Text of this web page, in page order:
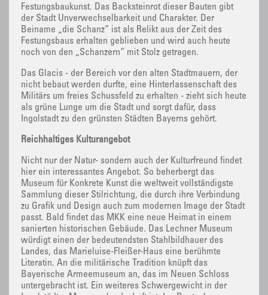
Festungsbaukunst. Das Backsteinrot dieser Bauten gibt
der Stadt Unverwechselbarkeit und Charakter. Der
Beiname „die Schanz“ ist als Relikt aus der Zeit des
Festungsbaus erhalten geblieben und wird auch heute
noch von den „Schanzern“ mit Stolz getragen.
Das Glacis - der Bereich vor den alten Stadtmauern, der
nicht bebaut werden durfte, eine Hinterlassenschaft des
Militärs um freies Schussfeld zu erhalten - zieht sich heute
als grüne Lunge um die Stadt und sorgt dafür, dass
Ingolstadt zu den grünsten Städten Bayerns gehört.
Reichhaltiges Kulturangebot
Nicht nur der Natur- sondern auch der Kulturfreund findet
hier ein interessantes Angebot. So beherbergt das
Museum für Konkrete Kunst die weltweit vollständigste
Sammlung dieser Stilrichtung, die durch ihre Verbindung
zu Grafik und Design auch zum modernen Image der Stadt
passt. Bald findet das MKK eine neue Heimat in einem
sanierten historischen Gebäude. Das Lechner Museum
würdigt einen der bedeutendsten Stahlbildhauer des
Landes, das Marieluise-Fleißer-Haus eine berühmte
Literatin. An die militärische Tradition knüpft das
Bayerische Armeemuseum an, das im Neuen Schloss
untergebracht ist. Ein weiteres Schwergewicht in der